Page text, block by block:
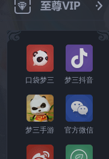
口袋梦三 梦三抖音
梦三手游 官方微信